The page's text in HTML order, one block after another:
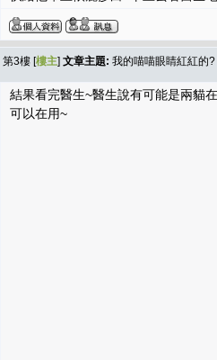
第3樓 [樓主] 文章主題: 我的喵喵眼睛紅紅的?
結果看完醫生~醫生說有可能是兩貓
可以在用~